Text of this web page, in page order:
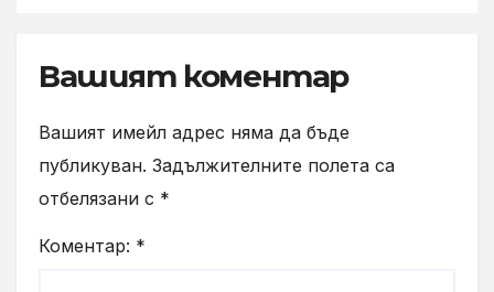
Вашият коментар
Вашият имейл адрес няма да бъде
публикуван. Задължителните полета са
отбелязани с *
Коментар: *